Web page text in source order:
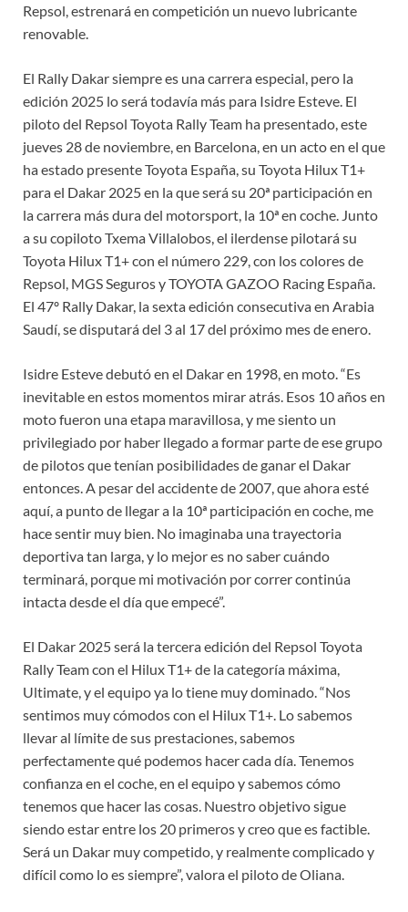
Repsol, estrenará en competición un nuevo lubricante
renovable.
El Rally Dakar siempre es una carrera especial, pero la
edición 2025 lo será todavía más para Isidre Esteve. El
piloto del Repsol Toyota Rally Team ha presentado, este
jueves 28 de noviembre, en Barcelona, en un acto en el que
ha estado presente Toyota España, su Toyota Hilux T1+
para el Dakar 2025 en la que será su 20ª participación en
la carrera más dura del motorsport, la 10ª en coche. Junto
a su copiloto Txema Villalobos, el ilerdense pilotará su
Toyota Hilux T1+ con el número 229, con los colores de
Repsol, MGS Seguros y TOYOTA GAZOO Racing España.
El 47º Rally Dakar, la sexta edición consecutiva en Arabia
Saudí, se disputará del 3 al 17 del próximo mes de enero.
Isidre Esteve debutó en el Dakar en 1998, en moto. “Es
inevitable en estos momentos mirar atrás. Esos 10 años en
moto fueron una etapa maravillosa, y me siento un
privilegiado por haber llegado a formar parte de ese grupo
de pilotos que tenían posibilidades de ganar el Dakar
entonces. A pesar del accidente de 2007, que ahora esté
aquí, a punto de llegar a la 10ª participación en coche, me
hace sentir muy bien. No imaginaba una trayectoria
deportiva tan larga, y lo mejor es no saber cuándo
terminará, porque mi motivación por correr continúa
intacta desde el día que empecé”.
El Dakar 2025 será la tercera edición del Repsol Toyota
Rally Team con el Hilux T1+ de la categoría máxima,
Ultimate, y el equipo ya lo tiene muy dominado. “Nos
sentimos muy cómodos con el Hilux T1+. Lo sabemos
llevar al límite de sus prestaciones, sabemos
perfectamente qué podemos hacer cada día. Tenemos
confianza en el coche, en el equipo y sabemos cómo
tenemos que hacer las cosas. Nuestro objetivo sigue
siendo estar entre los 20 primeros y creo que es factible.
Será un Dakar muy competido, y realmente complicado y
difícil como lo es siempre”, valora el piloto de Oliana.